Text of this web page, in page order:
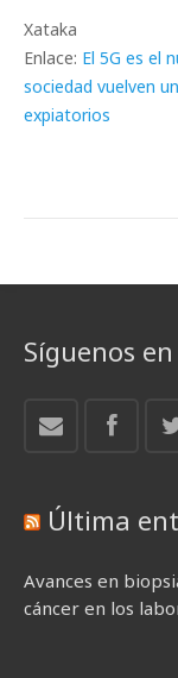
Xataka
Enlace: El 5G es el
sociedad vuelven
expiatorios
Síguenos
Última
Avances en
cáncer en los